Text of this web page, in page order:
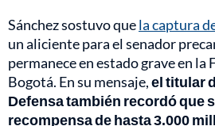
Sánchez sostuvo quela captura
un aliciente para el senador
permanece en estado grave en la
Bogotá. En su mensaje,el titular
Defensa también recordó que
recompensa de hasta 3.000